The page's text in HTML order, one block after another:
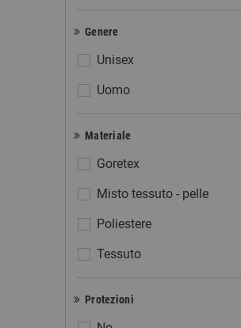
Genere
Unisex
Uomo
Materiale
Goretex
Misto tessuto - pelle
Poliestere
Tessuto
Protezioni